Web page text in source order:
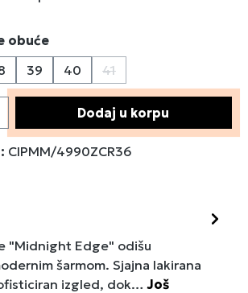
obuće
39 40 41
(Ova opcija trenutno
Unesite željenu
Dodaj u korpu
CIPMM/4990ZCR36
"Midnight Edge" odišu
šarmom. Sjajna lakirana
izgled, dok…Još